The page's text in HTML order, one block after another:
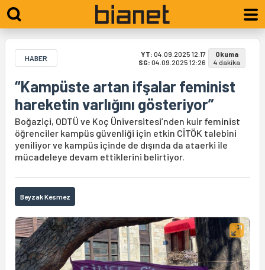
HABER YT: 04.09.2025 12:17
SG: 04.09.2025 12:26
Okuma
4 dakika
“Kampüste artan ifşalar feminist
hareketin varlığını gösteriyor”
Boğaziçi, ODTÜ ve Koç Üniversitesi’nden kuir feminist
öğrenciler kampüs güvenliği için etkin CİTÖK talebini
yeniliyor ve kampüs içinde de dışında da ataerki ile
mücadeleye devam ettiklerini belirtiyor.
Beyzak Kesmez